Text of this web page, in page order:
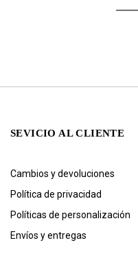
SEVICIO AL CLIENTE
Cambios y devoluciones
Política de privacidad
Políticas de personalización
Envíos y entregas